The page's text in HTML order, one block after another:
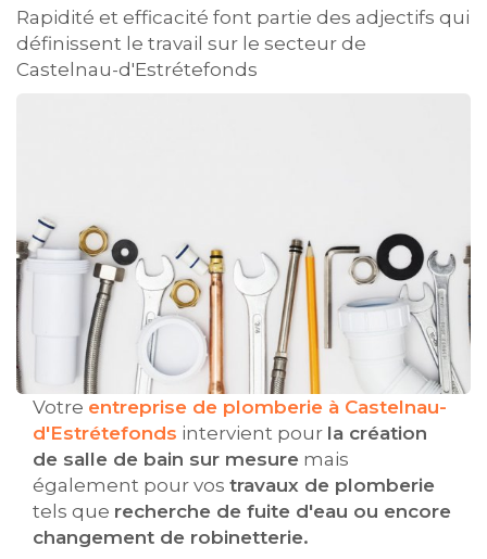
Rapidité et efficacité font partie des adjectifs qui
définissent le travail sur le secteur de
Castelnau-d'Estrétefonds
Votre entreprise de plomberie à Castelnau-
d'Estrétefonds intervient pour la création
de salle de bain sur mesure mais
également pour vos travaux de plomberie
tels que recherche de fuite d'eau ou encore
changement de robinetterie.